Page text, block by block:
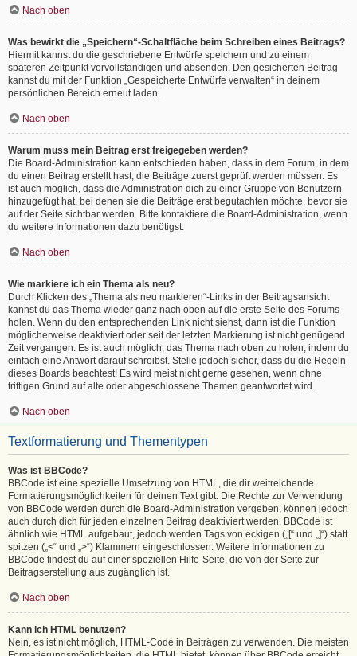
Nach oben
Was bewirkt die „Speichern“-Schaltfläche beim Schreiben eines Beitrags?
Hiermit kannst du die geschriebene Entwürfe speichern und zu einem
späteren Zeitpunkt vervollständigen und absenden. Den gesicherten Beitrag
kannst du mit der Funktion „Gespeicherte Entwürfe verwalten“ in deinem
persönlichen Bereich erneut laden.
Nach oben
Warum muss mein Beitrag erst freigegeben werden?
Die Board-Administration kann entschieden haben, dass in dem Forum, in dem
du einen Beitrag erstellt hast, die Beiträge zuerst geprüft werden müssen. Es
ist auch möglich, dass die Administration dich zu einer Gruppe von Benutzern
hinzugefügt hat, bei denen sie die Beiträge erst begutachten möchte, bevor sie
auf der Seite sichtbar werden. Bitte kontaktiere die Board-Administration, wenn
du weitere Informationen dazu benötigst.
Nach oben
Wie markiere ich ein Thema als neu?
Durch Klicken des „Thema als neu markieren“-Links in der Beitragsansicht
kannst du das Thema wieder ganz nach oben auf die erste Seite des Forums
holen. Wenn du den entsprechenden Link nicht siehst, dann ist die Funktion
möglicherweise deaktiviert oder seit der letzten Markierung ist nicht genügend
Zeit vergangen. Es ist auch möglich, das Thema nach oben zu holen, indem du
einfach eine Antwort darauf schreibst. Stelle jedoch sicher, dass du die Regeln
dieses Boards beachtest! Es wird meist nicht gerne gesehen, wenn ohne
triftigen Grund auf alte oder abgeschlossene Themen geantwortet wird.
Nach oben
Textformatierung und Thementypen
Was ist BBCode?
BBCode ist eine spezielle Umsetzung von HTML, die dir weitreichende
Formatierungsmöglichkeiten für deinen Text gibt. Die Rechte zur Verwendung
von BBCode werden durch die Board-Administration vergeben, können jedoch
auch durch dich für jeden einzelnen Beitrag deaktiviert werden. BBCode ist
ähnlich wie HTML aufgebaut, jedoch werden Tags von eckigen („[“ und „]“) statt
spitzen („<“ und „>“) Klammern eingeschlossen. Weitere Informationen zu
BBCode findest du auf einer speziellen Hilfe-Seite, die von der Seite zur
Beitragserstellung aus zugänglich ist.
Nach oben
Kann ich HTML benutzen?
Nein, es ist nicht möglich, HTML-Code in Beiträgen zu verwenden. Die meisten